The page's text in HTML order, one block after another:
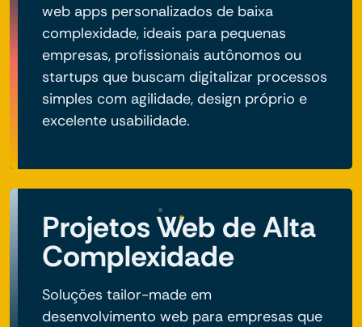
web apps personalizados de baixa
complexidade, ideais para pequenas
empresas, profissionais autônomos ou
startups que buscam digitalizar processos
simples com agilidade, design próprio e
excelente usabilidade.
Projetos Web de Alta
Complexidade
Soluções tailor-made em
desenvolvimento web para empresas que